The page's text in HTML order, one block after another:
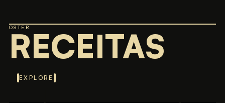
OSTER
RECEITAS
EXPLORE